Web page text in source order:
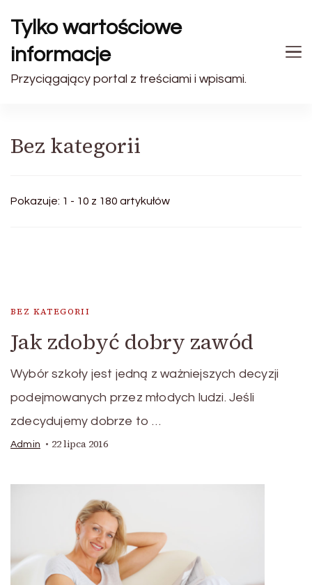
Tylko wartościowe
informacje
Przyciągający portal z treściami i wpisami.
Bez kategorii
Pokazuje: 1 - 10 z 180 artykułów
BEZ KATEGORII
Jak zdobyć dobry zawód
Wybór szkoły jest jedną z ważniejszych decyzji
podejmowanych przez młodych ludzi. Jeśli
zdecydujemy dobrze to …
Admin 22 lipca 2016